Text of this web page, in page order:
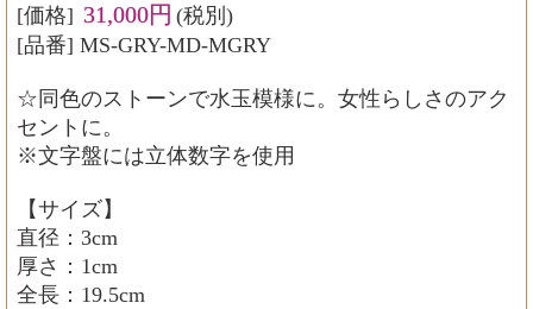
[価格] 31,000円 (税別)
[品番] MS-GRY-MD-MGRY
☆同色のストーンで水玉模様に。女性らしさのアク
セントに。
※文字盤には立体数字を使用
【サイズ】
直径：3cm
厚さ：1cm
全長：19.5cm